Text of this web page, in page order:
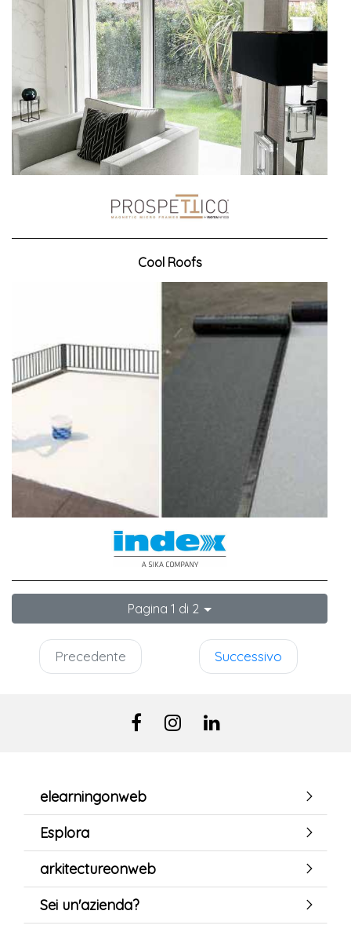
Cool Roofs
Pagina 1 di 2
Precedente Successivo
elearningonweb
Esplora
arkitectureonweb
Sei un'azienda?